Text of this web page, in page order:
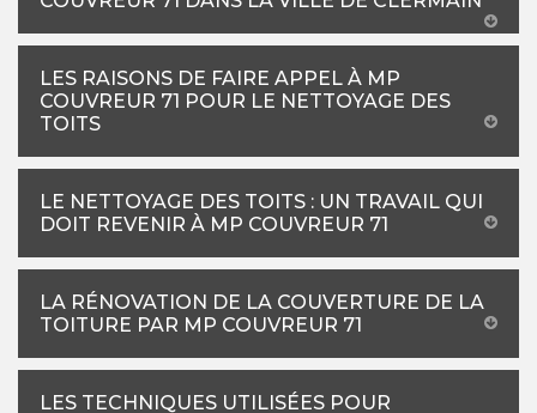
LES RAISONS DE FAIRE APPEL À MP
COUVREUR 71 POUR LE NETTOYAGE DES
TOITS
LE NETTOYAGE DES TOITS : UN TRAVAIL QUI
DOIT REVENIR À MP COUVREUR 71
LA RÉNOVATION DE LA COUVERTURE DE LA
TOITURE PAR MP COUVREUR 71
LES TECHNIQUES UTILISÉES POUR